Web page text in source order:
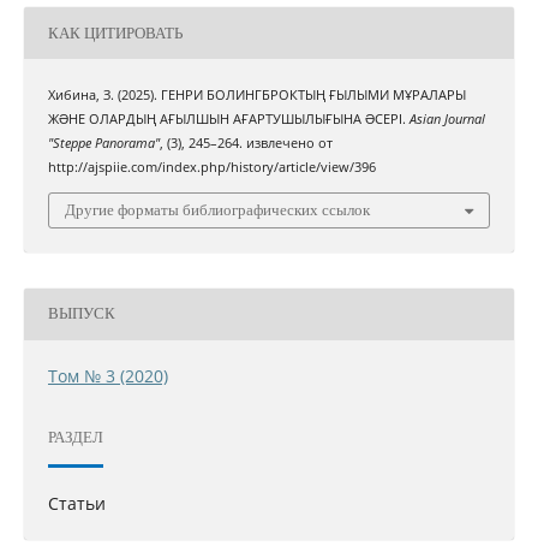
КАК ЦИТИРОВАТЬ
Хибина, З. (2025). ГЕНРИ БОЛИНГБРОКТЫҢ ҒЫЛЫМИ МҰРАЛАРЫ
ЖƏНЕ ОЛАРДЫҢ АҒЫЛШЫН АҒАРТУШЫЛЫҒЫНА ƏСЕРІ.Asian Journal
"Steppe Panorama", (3), 245–264. извлечено от
http://ajspiie.com/index.php/history/article/view/396
Другие форматы библиографических ссылок
ВЫПУСК
Том № 3 (2020)
РАЗДЕЛ
Статьи